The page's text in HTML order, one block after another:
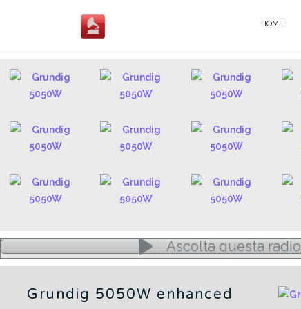
HOME
Ascolta questa radio
Grundig 5050W enhanced